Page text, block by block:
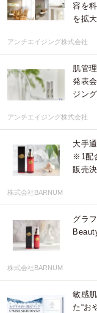
容を
を拡大
アンチエイジング株式会社
肌管
発表
ジン
アンチエイジング株式会社
大手
※1配
販売
株式会社BARNUM
グラ
株式会社BARNUM
敏感
た“お